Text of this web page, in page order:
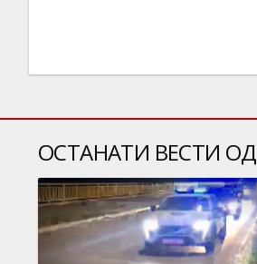
ОСТАНАТИ ВЕСТИ ОД